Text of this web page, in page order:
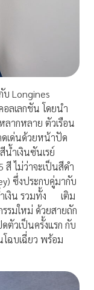
บ Longines
ลเลกชัน โดยนำ
ลากหลาย ตัวเรือน
เด่นด้วยหน้าปัด
น้ำเงินซันเรย์
สี ไม่ว่าจะเป็นสีดำ
ซึ่งประกบคู่มากับ
ำเงิน รวมทั้ง เติม
รมใหม่ ด้วยสายถัก
ตัวเป็นครั้งแรก กับ
ฉบเฉี่ยว พร้อม